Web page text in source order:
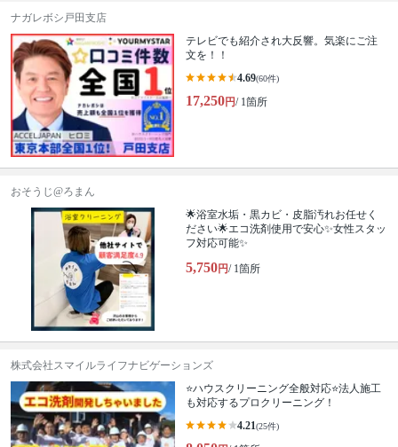
ナガレボシ戸田支店
テレビでも紹介され大反響。気楽にご注
文を！！
4.69(60件)
17,250円/ 1箇所
おそうじ@ろまん
🌟浴室水垢・黒カビ・皮脂汚れお任せく
ださい🌟エコ洗剤使用で安心✨女性スタッ
フ対応可能✨
5,750円/ 1箇所
株式会社スマイルライフナビゲーションズ
⭐ハウスクリーニング全般対応⭐法人施工
も対応するプロクリーニング！
4.21(25件)